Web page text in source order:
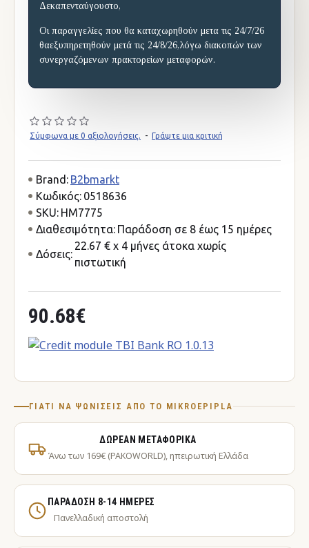
Δεκαπενταύγουστο,
Οι παραγγελίες που θα καταχωρηθούν μετα τις 24/7/26
θαεξυπηρετηθούν μετά τις 24/8/26,λόγω διακοπών των
συνεργαζόμενων πρακτορείων μεταφορών.
Σύμφωνα με 0 αξιολογήσεις. - Γράψτε μια κριτική
90.68€
Brand: B2bmarkt
Κωδικός: 0518636
SKU: HM7775
Διαθεσιμότητα: Παράδοση σε 8 έως 15 ημέρες
Δόσεις:
22.67 € x 4 μήνες άτοκα χωρίς
πιστωτική
ΓΙΑΤΊ ΝΑ ΨΩΝΊΣΕΙΣ ΑΠΌ ΤΟ MIKROEPIPLA
ΔΩΡΕΆΝ ΜΕΤΑΦΟΡΙΚΆ
Άνω των 169€ (PAKOWORLD), ηπειρωτική Ελλάδα
ΠΑΡΆΔΟΣΗ 8-14 ΗΜΈΡΕΣ
Πανελλαδική αποστολή